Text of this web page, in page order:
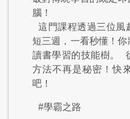
腦！
這門課程透過三位風
短三週，一看秒懂！
讀書學習的技能樹。
方法不再是秘密！快
吧！
#學霸之路